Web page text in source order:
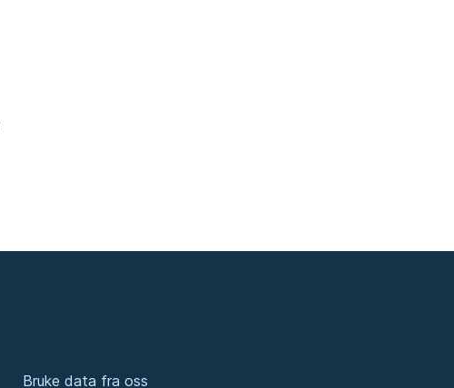
Bruke data fra oss